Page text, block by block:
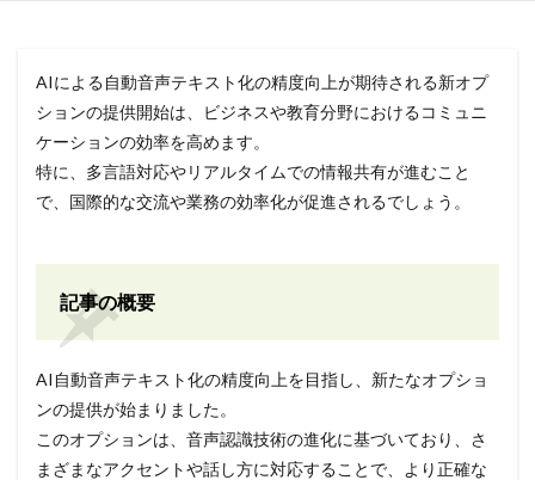
AIによる自動音声テキスト化の精度向上が期待される新オプ
ションの提供開始は、ビジネスや教育分野におけるコミュニ
ケーションの効率を高めます。
特に、多言語対応やリアルタイムでの情報共有が進むこと
で、国際的な交流や業務の効率化が促進されるでしょう。
記事の概要
AI自動音声テキスト化の精度向上を目指し、新たなオプショ
ンの提供が始まりました。
このオプションは、音声認識技術の進化に基づいており、さ
まざまなアクセントや話し方に対応することで、より正確な